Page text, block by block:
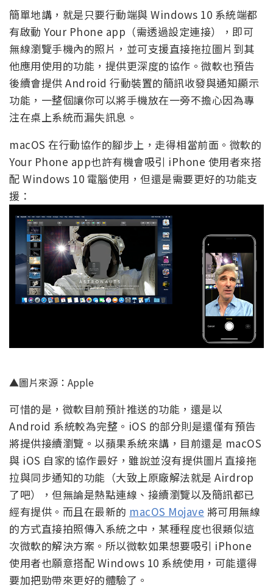
簡單地講，就是只要行動端與 Windows 10 系統端都
有啟動 Your Phone app（需透過設定連接），即可
無線瀏覽手機內的照片，並可支援直接拖拉圖片到其
他應用使用的功能，提供更深度的協作。微軟也預告
後續會提供 Android 行動裝置的簡訊收發與通知顯示
功能，一整個讓你可以將手機放在一旁不擔心因為專
注在桌上系統而漏失訊息。
macOS 在行動協作的腳步上，走得相當前面。微軟的
Your Phone app也許有機會吸引 iPhone 使用者來搭
配 Windows 10 電腦使用，但還是需要更好的功能支
援：
▲圖片來源：Apple
可惜的是，微軟目前預計推送的功能，還是以
Android 系統較為完整。iOS 的部分則是還僅有預告
將提供接續瀏覽。以蘋果系統來講，目前還是 macOS
與 iOS 自家的協作最好，雖說並沒有提供圖片直接拖
拉與同步通知的功能（大致上原廠解法就是 Airdrop
了吧），但無論是熱點連線、接續瀏覽以及簡訊都已
經有提供。而且在最新的 macOS Mojave 將可用無線
的方式直接拍照傳入系統之中，某種程度也很類似這
次微軟的解決方案。所以微軟如果想要吸引 iPhone
使用者也願意搭配 Windows 10 系統使用，可能還得
要加把勁帶來更好的體驗了。